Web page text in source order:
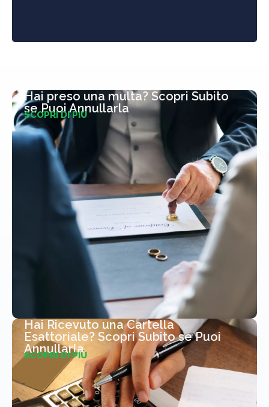
Hai preso una multa? Scopri Subito
se Puoi Annullarla
SCOPRI DI PIÙ
Hai Ricevuto una Cartella
Esattoriale? Scopri Subito se Puoi
Annullarla
SCOPRI DI PIÙ